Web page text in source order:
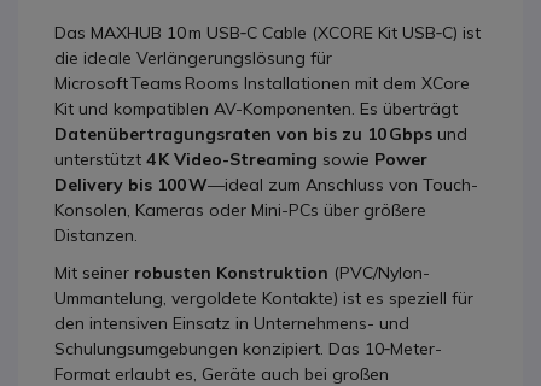
Das MAXHUB 10 m USB‑C Cable (XCORE Kit USB‑C) ist
die ideale Verlängerungslösung für
Microsoft Teams Rooms Installationen mit dem XCore
Kit und kompatiblen AV-Komponenten. Es überträgt
Datenübertragungsraten von bis zu 10 Gbps und
unterstützt 4 K Video-Streaming sowie Power
Delivery bis 100 W—ideal zum Anschluss von Touch-
Konsolen, Kameras oder Mini-PCs über größere
Distanzen.
Mit seiner robusten Konstruktion (PVC/Nylon-
Ummantelung, vergoldete Kontakte) ist es speziell für
den intensiven Einsatz in Unternehmens- und
Schulungsumgebungen konzipiert. Das 10‑Meter-
Format erlaubt es, Geräte auch bei großen